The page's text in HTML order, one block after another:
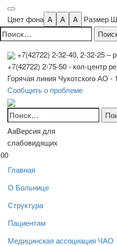
Цвет фона A A A Размер
Найти:
+7(42722) 2-32-40, 2-32-25–
+7(42722) 2-75-50 - кол-центр
Горячая линия Чукотского АО -
Сообщить о проблеме
Найти:
AaВерсия для
слабовидящих
00
Главная
О Больнице
Структура
Пациентам
Медицинская ассоциация ЧАО